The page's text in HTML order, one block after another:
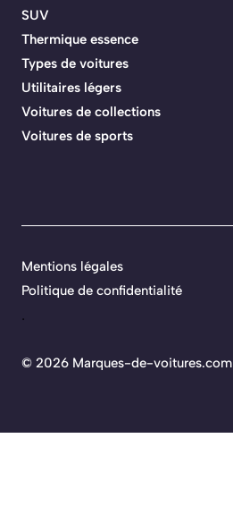
SUV
Thermique essence
Types de voitures
Utilitaires légers
Voitures de collections
Voitures de sports
© 2026 Marques-de-voitures.com
.
Mentions légales
Politique de confidentialité